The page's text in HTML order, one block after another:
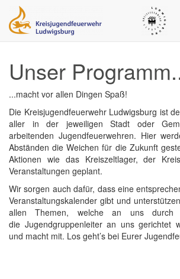
Unser
...macht vor allen Dingen Spaß!
Die Kreisjugendfeuerwehr Ludwigsburg ist
aller in der jeweiligen Stadt oder
arbeitenden Jugendfeuerwehren. Hier
Abständen die Weichen für die Zukunft
Aktionen wie das Kreiszeltlager, der
Veranstaltungen geplant.
Wir sorgen auch dafür, dass eine
Veranstaltungskalender gibt und
allen Themen, welche an uns durch
die Jugendgruppenleiter an uns gerichtet
und macht mit. Los geht’s bei Eurer